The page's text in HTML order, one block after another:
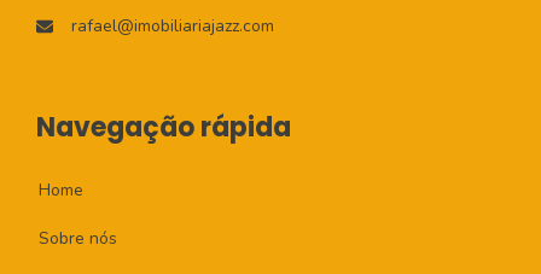
rafael@imobiliariajazz.com
Navegação rápida
Home
Sobre nós